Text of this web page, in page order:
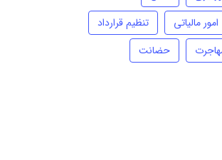
امور مالیاتی
تنظیم قرارداد
حضانت